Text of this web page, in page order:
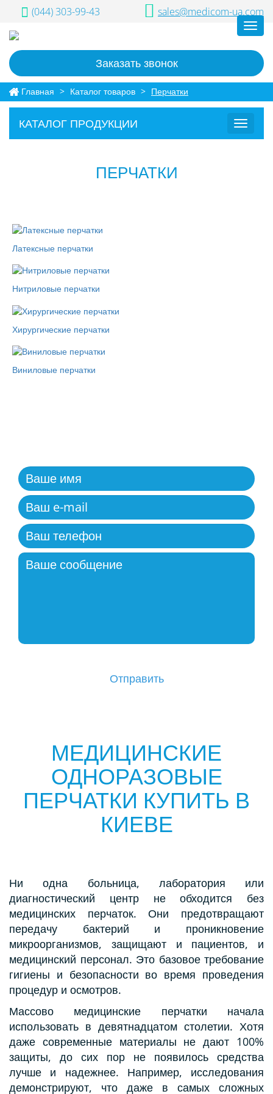
(044) 303-99-43 sales@medicom-ua.com
Заказать звонок
Главная > Каталог товаров > Перчатки
Toggle
КАТАЛОГ ПРОДУКЦИИ
ПЕРЧАТКИ
Латексные перчатки
Нитриловые перчатки
Хирургические перчатки
Виниловые перчатки
МЕДИЦИНСКИЕ
ОДНОРАЗОВЫЕ
ПЕРЧАТКИ КУПИТЬ В
КИЕВЕ
Ни одна больница, лаборатория или
диагностический центр не обходится без
медицинских перчаток. Они предотвращают
передачу бактерий и проникновение
микроорганизмов, защищают и пациентов, и
медицинский персонал. Это базовое требование
гигиены и безопасности во время проведения
процедур и осмотров.
Массово медицинские перчатки начала
использовать в девятнадцатом столетии. Хотя
даже современные материалы не дают 100%
защиты, до сих пор не появилось средства
лучше и надежнее. Например, исследования
демонстрируют, что даже в самых сложных